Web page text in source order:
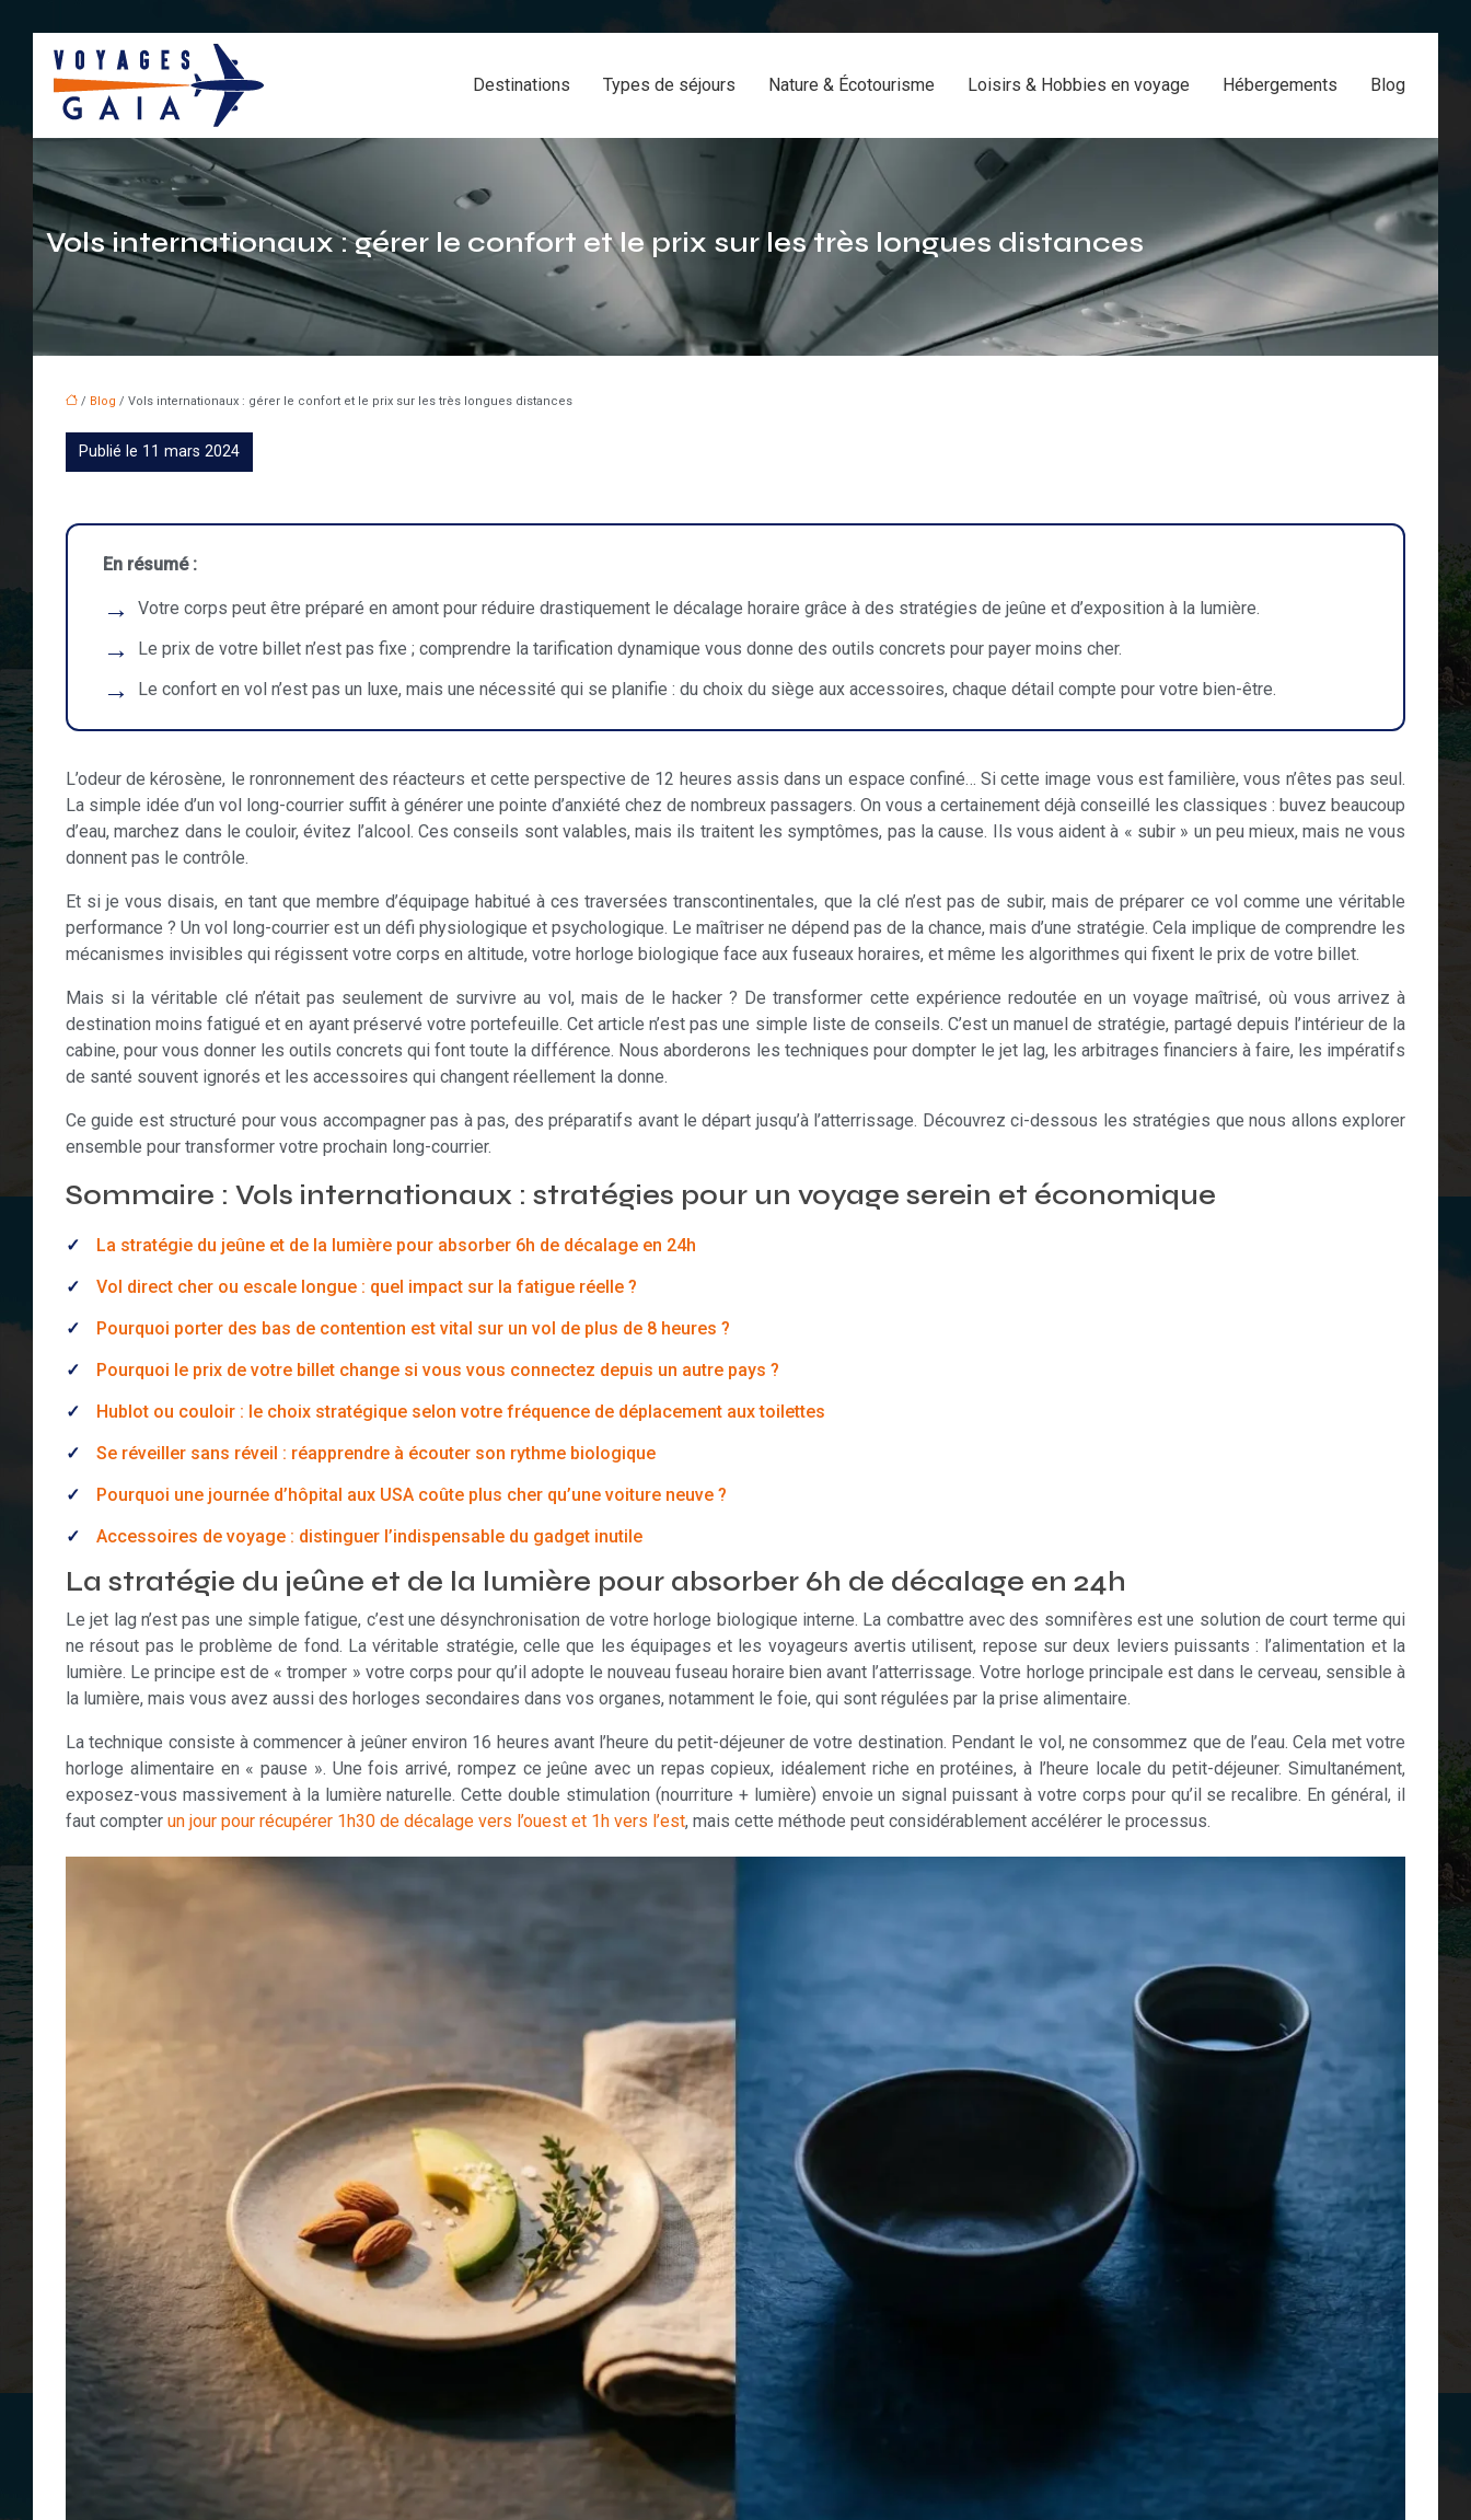
Destinations Types de séjours Nature & Écotourisme Loisirs & Hobbies en voyage Hébergements Blog
Vols internationaux : gérer le confort et le prix sur les très longues distances
/ Blog / Vols internationaux : gérer le confort et le prix sur les très longues distances
Publié le 11 mars 2024
En résumé :
Votre corps peut être préparé en amont pour réduire drastiquement le décalage horaire grâce à des stratégies de jeûne et d’exposition à la lumière.
Le prix de votre billet n’est pas fixe ; comprendre la tarification dynamique vous donne des outils concrets pour payer moins cher.
Le confort en vol n’est pas un luxe, mais une nécessité qui se planifie : du choix du siège aux accessoires, chaque détail compte pour votre bien-être.
L’odeur de kérosène, le ronronnement des réacteurs et cette perspective de 12 heures assis dans un espace confiné… Si cette image vous est familière, vous n’êtes pas seul.
La simple idée d’un vol long-courrier suffit à générer une pointe d’anxiété chez de nombreux passagers. On vous a certainement déjà conseillé les classiques : buvez beaucoup
d’eau, marchez dans le couloir, évitez l’alcool. Ces conseils sont valables, mais ils traitent les symptômes, pas la cause. Ils vous aident à « subir » un peu mieux, mais ne vous
donnent pas le contrôle.
Et si je vous disais, en tant que membre d’équipage habitué à ces traversées transcontinentales, que la clé n’est pas de subir, mais de préparer ce vol comme une véritable
performance ? Un vol long-courrier est un défi physiologique et psychologique. Le maîtriser ne dépend pas de la chance, mais d’une stratégie. Cela implique de comprendre les
mécanismes invisibles qui régissent votre corps en altitude, votre horloge biologique face aux fuseaux horaires, et même les algorithmes qui fixent le prix de votre billet.
Mais si la véritable clé n’était pas seulement de survivre au vol, mais de le hacker ? De transformer cette expérience redoutée en un voyage maîtrisé, où vous arrivez à
destination moins fatigué et en ayant préservé votre portefeuille. Cet article n’est pas une simple liste de conseils. C’est un manuel de stratégie, partagé depuis l’intérieur de la
cabine, pour vous donner les outils concrets qui font toute la différence. Nous aborderons les techniques pour dompter le jet lag, les arbitrages financiers à faire, les impératifs
de santé souvent ignorés et les accessoires qui changent réellement la donne.
Ce guide est structuré pour vous accompagner pas à pas, des préparatifs avant le départ jusqu’à l’atterrissage. Découvrez ci-dessous les stratégies que nous allons explorer
ensemble pour transformer votre prochain long-courrier.
Sommaire : Vols internationaux : stratégies pour un voyage serein et économique
La stratégie du jeûne et de la lumière pour absorber 6h de décalage en 24h
Vol direct cher ou escale longue : quel impact sur la fatigue réelle ?
Pourquoi porter des bas de contention est vital sur un vol de plus de 8 heures ?
Pourquoi le prix de votre billet change si vous vous connectez depuis un autre pays ?
Hublot ou couloir : le choix stratégique selon votre fréquence de déplacement aux toilettes
Se réveiller sans réveil : réapprendre à écouter son rythme biologique
Pourquoi une journée d’hôpital aux USA coûte plus cher qu’une voiture neuve ?
Accessoires de voyage : distinguer l’indispensable du gadget inutile
La stratégie du jeûne et de la lumière pour absorber 6h de décalage en 24h
Le jet lag n’est pas une simple fatigue, c’est une désynchronisation de votre horloge biologique interne. La combattre avec des somnifères est une solution de court terme qui
ne résout pas le problème de fond. La véritable stratégie, celle que les équipages et les voyageurs avertis utilisent, repose sur deux leviers puissants : l’alimentation et la
lumière. Le principe est de « tromper » votre corps pour qu’il adopte le nouveau fuseau horaire bien avant l’atterrissage. Votre horloge principale est dans le cerveau, sensible à
la lumière, mais vous avez aussi des horloges secondaires dans vos organes, notamment le foie, qui sont régulées par la prise alimentaire.
La technique consiste à commencer à jeûner environ 16 heures avant l’heure du petit-déjeuner de votre destination. Pendant le vol, ne consommez que de l’eau. Cela met votre
horloge alimentaire en « pause ». Une fois arrivé, rompez ce jeûne avec un repas copieux, idéalement riche en protéines, à l’heure locale du petit-déjeuner. Simultanément,
exposez-vous massivement à la lumière naturelle. Cette double stimulation (nourriture + lumière) envoie un signal puissant à votre corps pour qu’il se recalibre. En général, il
faut compter un jour pour récupérer 1h30 de décalage vers l’ouest et 1h vers l’est, mais cette méthode peut considérablement accélérer le processus.